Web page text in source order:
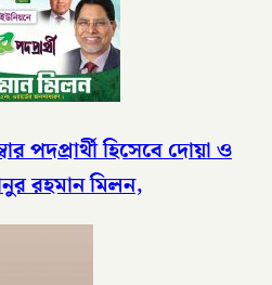
পদপ্রার্থী হিসেবে দোয়া ও
রহমান মিলন,